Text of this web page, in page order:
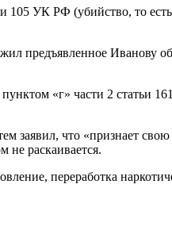
105 УК РФ (убийство, то
предъявленное Иванову
«г» части 2 статьи
заявил, что «признает
не раскаивается.
переработка